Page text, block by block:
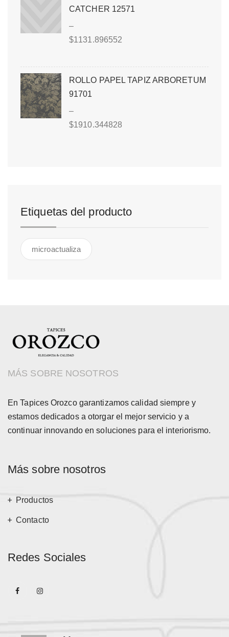
CATCHER 12571
–
$1131.896552
ROLLO PAPEL TAPIZ ARBORETUM
91701
–
$1910.344828
Etiquetas del producto
microactualiza
MÁS SOBRE NOSOTROS
En Tapices Orozco garantizamos calidad siempre y
estamos dedicados a otorgar el mejor servicio y a
continuar innovando en soluciones para el interiorismo.
Más sobre nosotros
Productos
Contacto
Redes Sociales